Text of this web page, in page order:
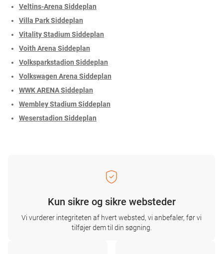
Veltins-Arena Siddeplan
Villa Park Siddeplan
Vitality Stadium Siddeplan
Voith Arena Siddeplan
Volksparkstadion Siddeplan
Volkswagen Arena Siddeplan
WWK ARENA Siddeplan
Wembley Stadium Siddeplan
Weserstadion Siddeplan
Kun sikre og sikre websteder
Vi vurderer integriteten af ​​hvert websted, vi anbefaler, før vi
tilføjer dem til din søgning.